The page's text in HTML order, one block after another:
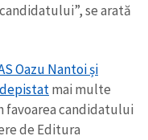
se arată
Oazu Nantoi și
mai multe
favoarea candidatului
de Editura